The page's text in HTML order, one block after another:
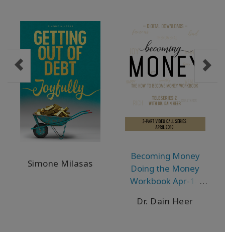
SEARCH
Просмотр
Просмотр
авторов
Продукты
Simone Milasas
Becoming Money
Doing the Money
Workbook Apr-18
Dr. Dain Heer